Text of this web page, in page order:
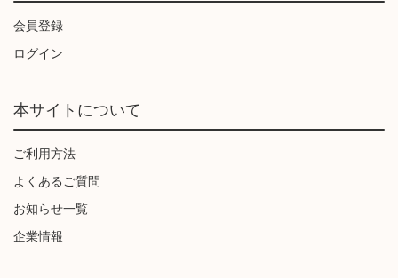
会員登録
ログイン
本サイトについて
ご利用方法
よくあるご質問
お知らせ一覧
企業情報